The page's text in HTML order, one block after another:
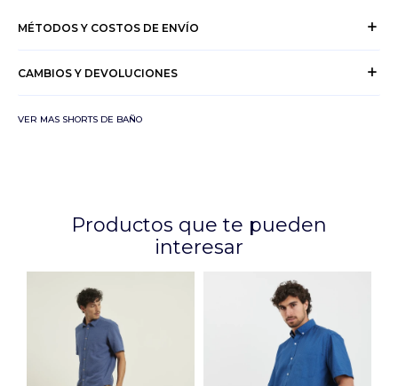
MÉTODOS Y COSTOS DE ENVÍO
CAMBIOS Y DEVOLUCIONES
VER MAS SHORTS DE BAÑO
Productos que te pueden
interesar